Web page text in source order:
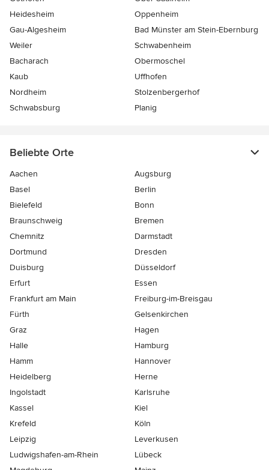
Heidesheim
Oppenheim
Gau-Algesheim
Bad Münster am Stein-Ebernburg
Weiler
Schwabenheim
Bacharach
Obermoschel
Kaub
Uffhofen
Nordheim
Stolzenbergerhof
Schwabsburg
Planig
Beliebte Orte
Aachen
Augsburg
Basel
Berlin
Bielefeld
Bonn
Braunschweig
Bremen
Chemnitz
Darmstadt
Dortmund
Dresden
Duisburg
Düsseldorf
Erfurt
Essen
Frankfurt am Main
Freiburg-im-Breisgau
Fürth
Gelsenkirchen
Graz
Hagen
Halle
Hamburg
Hamm
Hannover
Heidelberg
Herne
Ingolstadt
Karlsruhe
Kassel
Kiel
Krefeld
Köln
Leipzig
Leverkusen
Ludwigshafen-am-Rhein
Lübeck